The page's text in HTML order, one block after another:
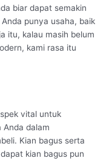
biar dapat semakin
punya usaha, baik
itu, kalau masih belum
kami rasa itu
vital untuk
Anda dalam
Kian bagus serta
kian bagus pun